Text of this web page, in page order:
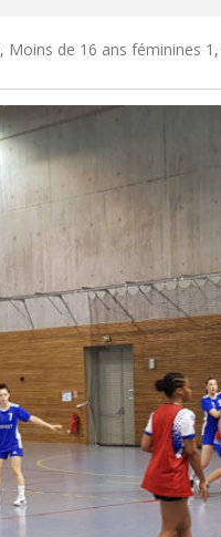
, Moins de 16 ans féminines 1 ,